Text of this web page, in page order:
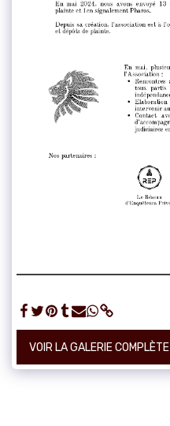
VOIR LA GALERIE COMPLÈTE